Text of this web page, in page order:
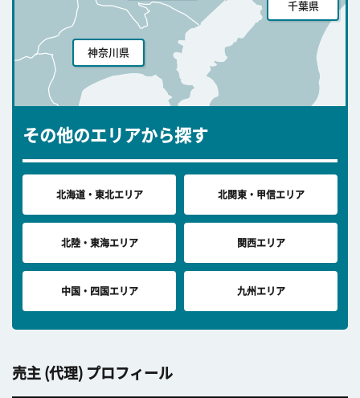
千葉県
神奈川県
その他のエリアから探す
北海道・東北エリア 北関東・甲信エリア
北陸・東海エリア 関西エリア
中国・四国エリア 九州エリア
売主 (代理) プロフィール